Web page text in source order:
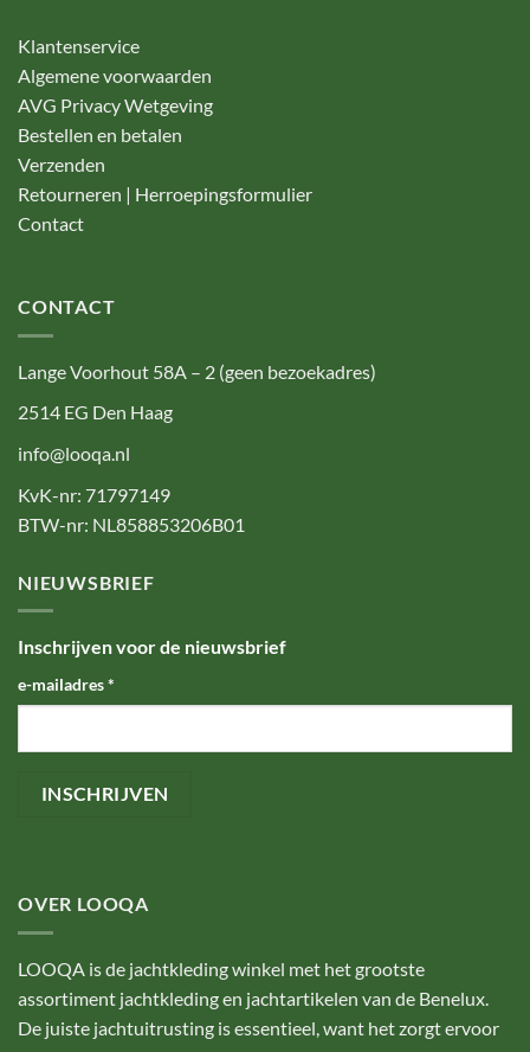
Klantenservice
Algemene voorwaarden
AVG Privacy Wetgeving
Bestellen en betalen
Verzenden
Retourneren | Herroepingsformulier
Contact
CONTACT
Lange Voorhout 58A – 2 (geen bezoekadres)
2514 EG Den Haag
info@looqa.nl
KvK-nr: 71797149
BTW-nr: NL858853206B01
NIEUWSBRIEF
Inschrijven voor de nieuwsbrief
e-mailadres*
OVER LOOQA
LOOQA is de jachtkleding winkel met het grootste
assortiment jachtkleding en jachtartikelen van de Benelux.
De juiste jachtuitrusting is essentieel, want het zorgt ervoor